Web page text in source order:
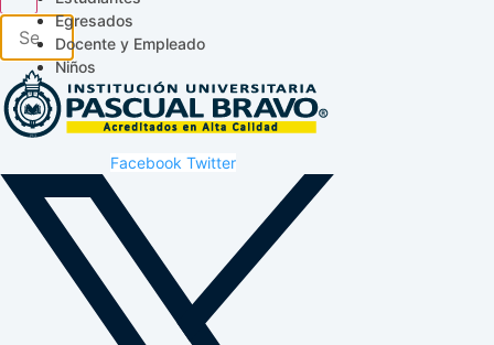
Egresados
Docente y Empleado
Niños
Facebook Twitter